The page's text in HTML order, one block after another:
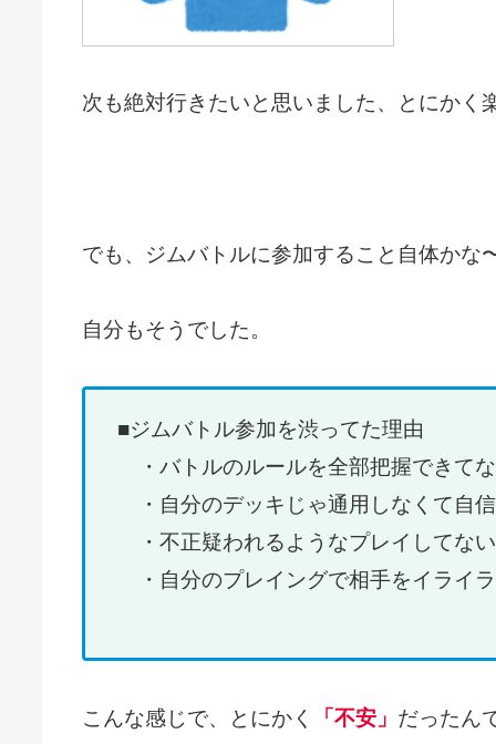
次も絶対行きたいと思いました、とにかく
でも、ジムバトルに参加すること自体かな
自分もそうでした。
■ジムバトル参加を渋ってた理由
・バトルのルールを全部把握できて
・自分のデッキじゃ通用しなくて自信
・不正疑われるようなプレイしてな
・自分のプレイングで相手をイライ
こんな感じで、とにかく 「不安」 だったん